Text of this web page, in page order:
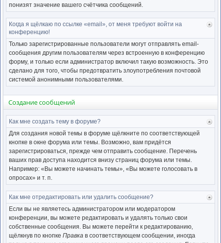
понизят значение вашего счётчика сообщений.
Когда я щёлкаю по ссылке «email», от меня требуют войти на
конференцию!
Только зарегистрированные пользователи могут отправлять email-
сообщения другим пользователям через встроенную в конференцию
форму, и только если администратор включил такую возможность. Это
сделано для того, чтобы предотвратить злоупотребления почтовой
системой анонимными пользователями.
Создание сообщений
Как мне создать тему в форуме?
Для создания новой темы в форуме щёлкните по соответствующей
кнопке в окне форума или темы. Возможно, вам придётся
зарегистрироваться, прежде чем отправить сообщение. Перечень
ваших прав доступа находится внизу страниц форума или темы.
Например: «Вы можете начинать темы», «Вы можете голосовать в
опросах» и т. п.
Как мне отредактировать или удалить сообщение?
Если вы не являетесь администратором или модератором
конференции, вы можете редактировать и удалять только свои
собственные сообщения. Вы можете перейти к редактированию,
щёлкнув по кнопке Правка в соответствующем сообщении, иногда